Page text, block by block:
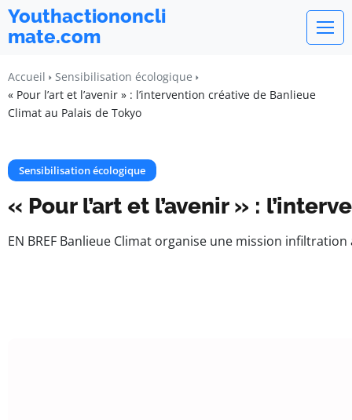
Youthactiononcli
mate.com
Accueil
Sensibilisation écologique
« Pour l’art et l’avenir » : l’intervention créative de Banlieue
Climat au Palais de Tokyo
Sensibilisation écologique
« Pour l’art et l’avenir » :
EN BREF Banlieue Climat organise une mission